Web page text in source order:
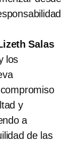
Salas
los
y
a
de las